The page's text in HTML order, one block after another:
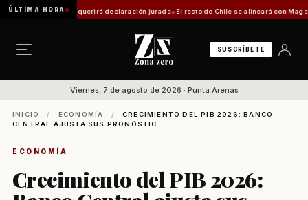
ÚLTIMA HORA
trámite requerirá declaración jurada El resto de Chile se alineará con
SUSCRÍBETE
Viernes, 7 de agosto de 2026 · Punta Arenas
INICIO / ECONOMÍA /
CRECIMIENTO DEL PIB 2026: BANCO
CENTRAL AJUSTA SUS PRONÓSTIC...
ECONOMÍA
Crecimiento del PIB 2026: